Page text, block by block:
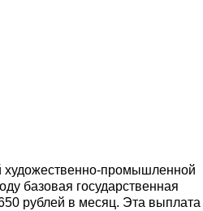
художественно-промышленной
базовая государственная
рублей в месяц. Эта выплата